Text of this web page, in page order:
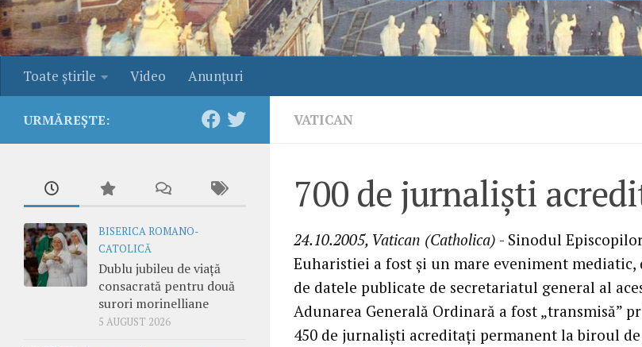
Toate ştirile Video Anunţuri
VATICAN
700 de jurnalişti
24.10.2005, Vatican (Catholica) - Sinodul
Euharistiei a fost şi un mare eveniment mediatic,
de datele publicate de secretariatul general al
Adunarea Generală Ordinară a fost „transmisă”
450 de jurnalişti acreditaţi permanent la biroul de
URMĂREȘTE:
BISERICA ROMANO-
CATOLICĂ
Dublu jubileu de viață
consacrată pentru două
surori morinelliane
5 AUGUST 2026